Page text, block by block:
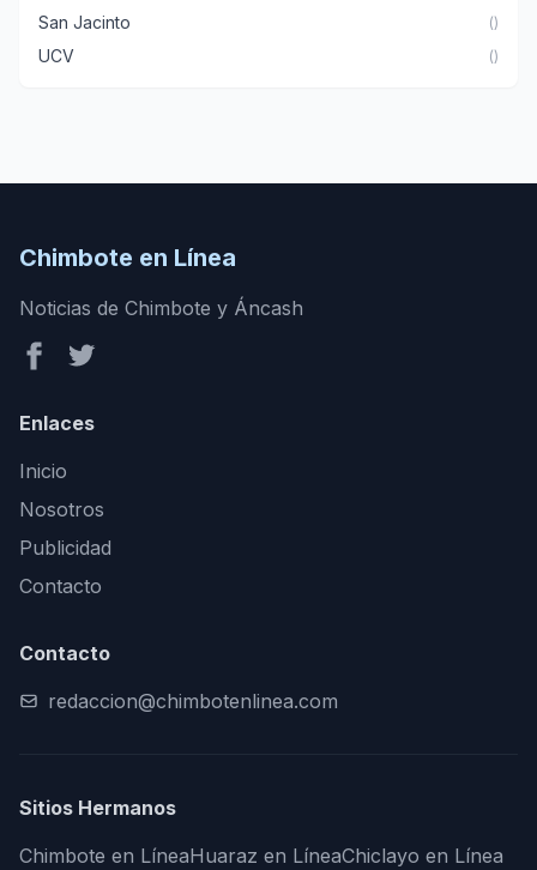
San Jacinto ()
UCV ()
Chimbote en Línea
Noticias de Chimbote y Áncash
Enlaces
Inicio
Nosotros
Publicidad
Contacto
Contacto
redaccion@chimbotenlinea.com
Sitios Hermanos
Chimbote en LíneaHuaraz en LíneaChiclayo en Línea